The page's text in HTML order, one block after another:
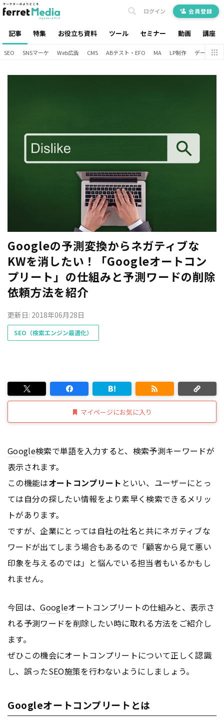
記事 特集 お役立ち資料 ツール セミナー 動画 講座
ログイン 会員登録
SEO SNSマーケ Web広告 CMS ABテスト・EFO MA LP制作 データ分析
Googleの予測変換からネガティブな
KWを消したい！「Googleオートコン
プリート」の仕組みと予測ワードの削除
依頼方法を紹介
更新日: 2018年06月28日
SEO（検索エンジン最適化）
マイページにお気に入り
Google検索で単語を入力すると、検索予測キーワードが
表示されます。
この機能はオートコンプリート といい、ユーザーにとっ
ては自分の探したい情報をより素早く検索できるメリッ
トがあります。
ですが、企業にとっては自社の社名と共にネガティブな
ワードが出てしまう場合もあるので「顧客から見て悪い
印象を与えるのでは」と悩んでいる担当者もいるかもし
れません。
今回は、Googleオートコンプリートの仕組みと、表示さ
れる予測ワードを削除したい時に取れる方法をご紹介し
ます。
ぜひこの機会にオートコンプリートについて正しく認識
し、誤ったSEO施策を行わないようにしましょう。
Googleオートコンプリートとは